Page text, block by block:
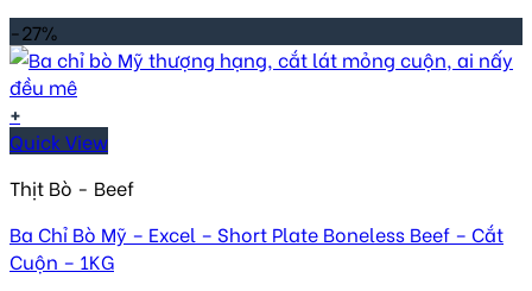
-27%
+
Quick View
Thịt Bò - Beef
Ba Chỉ Bò Mỹ – Excel – Short Plate Boneless Beef – Cắt
Cuộn – 1KG